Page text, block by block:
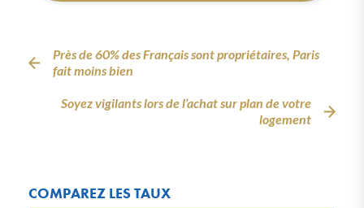
Près de 60% des Français sont propriétaires, Paris
fait moins bien
Soyez vigilants lors de l’achat sur plan de votre
logement
COMPAREZ LES TAUX